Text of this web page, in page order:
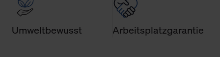
Umweltbewusst Arbeitsplatzgarantie